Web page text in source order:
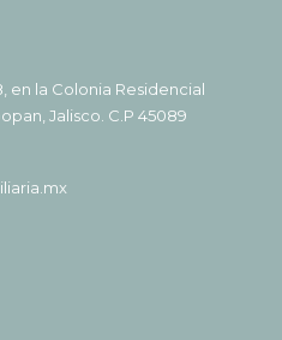
en la Colonia Residencial
Jalisco. C.P 45089